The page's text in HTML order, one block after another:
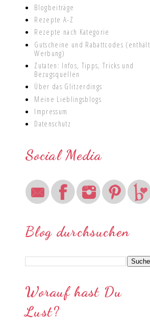
Blogbeiträge
Rezepte A-Z
Rezepte nach Kategorie
Gutscheine und Rabattcodes (enthält
Werbung)
Zutaten: Infos, Tipps, Tricks und
Bezugsquellen
Über das Glitzerdings
Meine Lieblingsblogs
Impressum
Datenschutz
Social Media
Blog durchsuchen
Worauf hast Du
Lust?